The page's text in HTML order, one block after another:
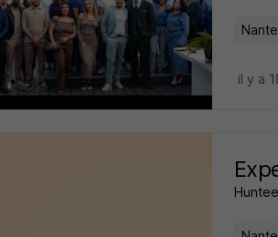
il y a